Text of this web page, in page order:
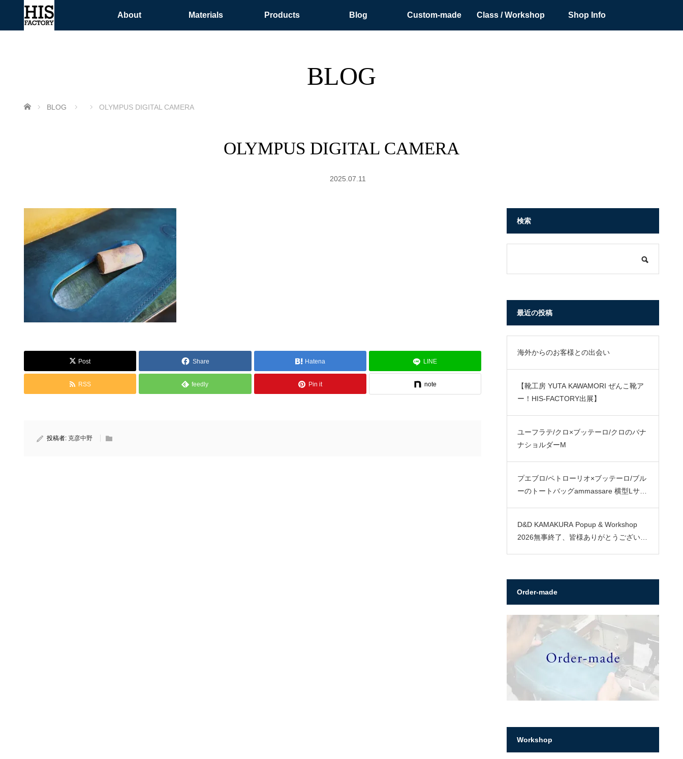
About Materials Products Blog Custom-made Class / Workshop Shop Info
BLOG
ホーム BLOG OLYMPUS DIGITAL CAMERA
OLYMPUS DIGITAL CAMERA
2025.07.11
Post Share Hatena LINE
RSS feedly Pin it note
投稿者: 克彦中野
検索
最近の投稿
海外からのお客様との出会い
【靴工房 YUTA KAWAMORI ぜんこ靴ア
ー！HIS-FACTORY出展】
ユーフラテ/クロ×ブッテーロ/クロのバナ
ナショルダーM
プエブロ/ペトローリオ×ブッテーロ/ブル
ーのトートバッグammassare 横型Lサイ
D&D KAMAKURA Popup & Workshop
2026無事終了、皆様ありがとうございま
Order-made
Workshop